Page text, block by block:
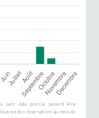
sans date précise peuvent être
des observations au mois de